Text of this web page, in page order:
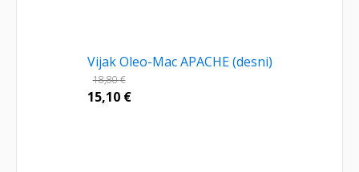
Vijak Oleo-Mac APACHE (desni)
18,80€
15,10 €